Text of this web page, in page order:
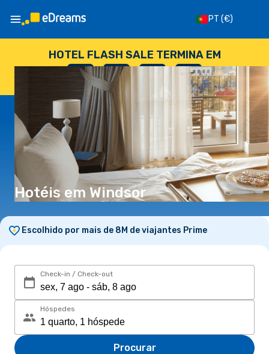
PT (€)
HOTEL FLASH SALE TERMINA EM
--
DIAS
: --
HORAS
: --
SEGUNDOS
Hotéis em Windsor
Escolhido por mais de 8M de viajantes Prime
Check-in / Check-out
Hóspedes
Procurar